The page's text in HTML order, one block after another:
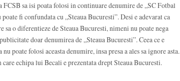
sa isi poata folosi in continuare denumire de „SC Fotbal
fi confundata cu „Steaua Bucuresti”. Desi e adevarat ca
o diferentieze de Steaua Bucuresti, nimeni nu poate nega
doar denumirea de „Steaua Bucuresti”. Ceea ce e
poate folosi aceasta denumire, insa presa a ales sa ignore asta.
echipa lui Becali e prezentata drept Steaua Bucuresti.